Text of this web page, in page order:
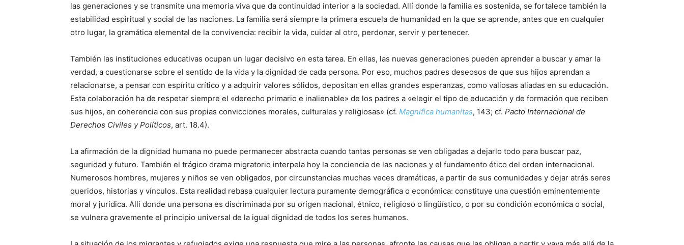
las generaciones y se transmite una memoria viva que da continuidad interior a la sociedad. Allí donde la familia es sostenida, se fortalece también la
estabilidad espiritual y social de las naciones. La familia será siempre la primera escuela de humanidad en la que se aprende, antes que en cualquier
otro lugar, la gramática elemental de la convivencia: recibir la vida, cuidar al otro, perdonar, servir y pertenecer.
También las instituciones educativas ocupan un lugar decisivo en esta tarea. En ellas, las nuevas generaciones pueden aprender a buscar y amar la
verdad, a cuestionarse sobre el sentido de la vida y la dignidad de cada persona. Por eso, muchos padres deseosos de que sus hijos aprendan a
relacionarse, a pensar con espíritu crítico y a adquirir valores sólidos, depositan en ellas grandes esperanzas, como valiosas aliadas en su educación.
Esta colaboración ha de respetar siempre el «derecho primario e inalienable» de los padres a «elegir el tipo de educación y de formación que reciben
sus hijos, en coherencia con sus propias convicciones morales, culturales y religiosas» (cf. Magnifica humanitas, 143; cf. Pacto Internacional de
Derechos Civiles y Políticos, art. 18.4).
La afirmación de la dignidad humana no puede permanecer abstracta cuando tantas personas se ven obligadas a dejarlo todo para buscar paz,
seguridad y futuro. También el trágico drama migratorio interpela hoy la conciencia de las naciones y el fundamento ético del orden internacional.
Numerosos hombres, mujeres y niños se ven obligados, por circunstancias muchas veces dramáticas, a partir de sus comunidades y dejar atrás seres
queridos, historias y vínculos. Esta realidad rebasa cualquier lectura puramente demográfica o económica: constituye una cuestión eminentemente
moral y jurídica. Allí donde una persona es discriminada por su origen nacional, étnico, religioso o lingüístico, o por su condición económica o social,
se vulnera gravemente el principio universal de la igual dignidad de todos los seres humanos.